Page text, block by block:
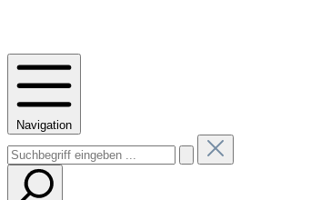
Navigation